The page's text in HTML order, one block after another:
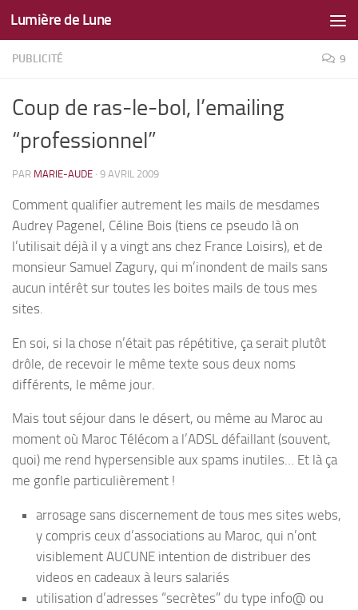
Skip to content
Lumière de Lune
PUBLICITÉ 9
Coup de ras-le-bol, l’emailing
“professionnel”
PAR MARIE-AUDE · 9 AVRIL 2009
Comment qualifier autrement les mails de mesdames
Audrey Pagenel, Céline Bois (tiens ce pseudo là on
l’utilisait déjà il y a vingt ans chez France Loisirs), et de
monsieur Samuel Zagury, qui m’inondent de mails sans
aucun intérêt sur toutes les boites mails de tous mes
sites.
En soi, si la chose n’était pas répétitive, ça serait plutôt
drôle, de recevoir le même texte sous deux noms
différents, le même jour.
Mais tout séjour dans le désert, ou même au Maroc au
moment où Maroc Télécom a l’ADSL défaillant (souvent,
quoi) me rend hypersensible aux spams inutiles… Et là ça
me gonfle particulièrement !
arrosage sans discernement de tous mes sites webs,
y compris ceux d’associations au Maroc, qui n’ont
visiblement AUCUNE intention de distribuer des
videos en cadeaux à leurs salariés
utilisation d’adresses “secrètes” du type info@ ou